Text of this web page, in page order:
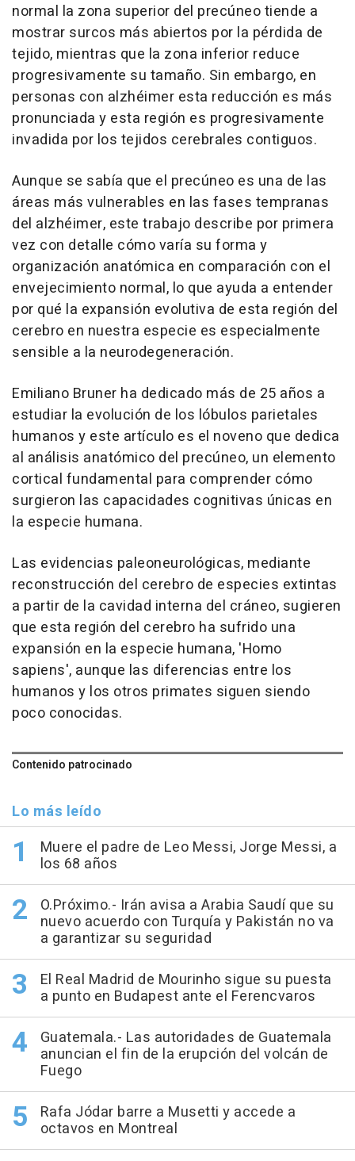
normal la zona superior del precúneo tiende a
mostrar surcos más abiertos por la pérdida de
tejido, mientras que la zona inferior reduce
progresivamente su tamaño. Sin embargo, en
personas con alzhéimer esta reducción es más
pronunciada y esta región es progresivamente
invadida por los tejidos cerebrales contiguos.
Aunque se sabía que el precúneo es una de las
áreas más vulnerables en las fases tempranas
del alzhéimer, este trabajo describe por primera
vez con detalle cómo varía su forma y
organización anatómica en comparación con el
envejecimiento normal, lo que ayuda a entender
por qué la expansión evolutiva de esta región del
cerebro en nuestra especie es especialmente
sensible a la neurodegeneración.
Emiliano Bruner ha dedicado más de 25 años a
estudiar la evolución de los lóbulos parietales
humanos y este artículo es el noveno que dedica
al análisis anatómico del precúneo, un elemento
cortical fundamental para comprender cómo
surgieron las capacidades cognitivas únicas en
la especie humana.
Las evidencias paleoneurológicas, mediante
reconstrucción del cerebro de especies extintas
a partir de la cavidad interna del cráneo, sugieren
que esta región del cerebro ha sufrido una
expansión en la especie humana, 'Homo
sapiens', aunque las diferencias entre los
humanos y los otros primates siguen siendo
poco conocidas.
Contenido patrocinado
Lo más leído
Muere el padre de Leo Messi, Jorge Messi, a
los 68 años
O.Próximo.- Irán avisa a Arabia Saudí que su
nuevo acuerdo con Turquía y Pakistán no va
a garantizar su seguridad
El Real Madrid de Mourinho sigue su puesta
a punto en Budapest ante el Ferencvaros
Guatemala.- Las autoridades de Guatemala
anuncian el fin de la erupción del volcán de
Fuego
Rafa Jódar barre a Musetti y accede a
octavos en Montreal